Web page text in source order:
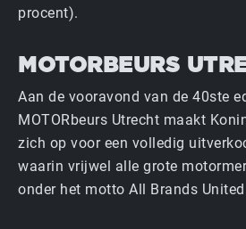
procent).
MOTORBEURS
Aan de vooravond van de 40ste
MOTORbeurs Utrecht maakt
zich op voor een volledig
waarin vrijwel alle grote
onder het motto All Brands